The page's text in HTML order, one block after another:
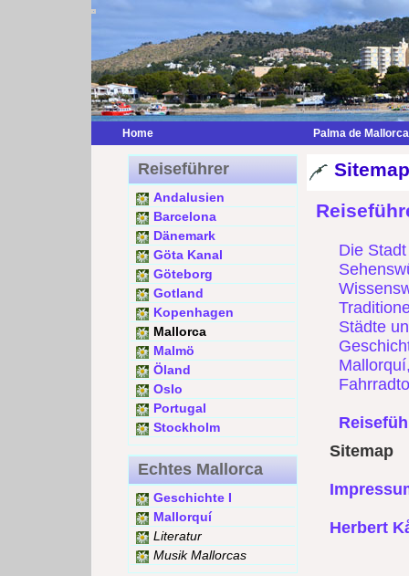
Home Palma de Mallorca
Reiseführer
Andalusien
Barcelona
Dänemark
Göta Kanal
Göteborg
Gotland
Kopenhagen
Mallorca
Malmö
Öland
Oslo
Portugal
Stockholm
Echtes Mallorca
Geschichte I
Mallorquí
Literatur
Musik Mallorcas
Die
Städte
Sitemap
Herbert